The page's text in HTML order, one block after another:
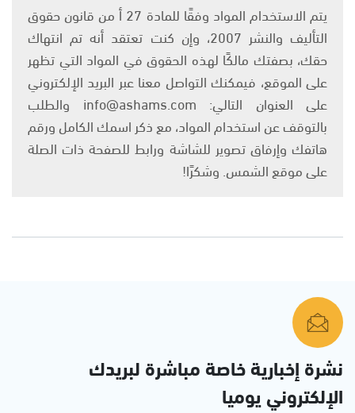
يتم الاستخدام المواد وفقًا للمادة 27 أ من قانون حقوق
التأليف والنشر 2007، وإن كنت تعتقد أنه تم انتهاك
حقك، بصفتك مالكًا لهذه الحقوق في المواد التي تظهر
على الموقع، فيمكنك التواصل معنا عبر البريد الإلكتروني
على العنوان التالي: info@ashams.com والطلب
بالتوقف عن استخدام المواد، مع ذكر اسمك الكامل ورقم
هاتفك وإرفاق تصوير للشاشة ورابط للصفحة ذات الصلة
على موقع الشمس. وشكرًا!
نشرة إخبارية خاصة مباشرة لبريدك
الإلكتروني يوميا